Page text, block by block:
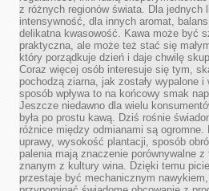
z różnych regionów świata. Dla jednych
intensywność, dla innych aromat,
delikatna kwasowość. Kawa może być
praktyczna, ale może też stać się
który porządkuje dzień i daje chwilę
Coraz więcej osób interesuje się tym,
pochodzą ziarna, jak zostały wypalone i
sposób wpływa to na końcowy smak
Jeszcze niedawno dla wielu
była po prostu kawą. Dziś rośnie
różnice między odmianami są ogromne.
uprawy, wysokość plantacji, sposób
palenia mają znaczenie porównywalne z
znanym z kultury wina. Dzięki temu
przestaje być mechanicznym